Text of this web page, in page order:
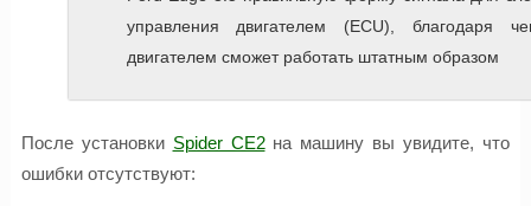
управления двигателем (ECU), благодаря
двигателем сможет работать штатным образом
После установки Spider CE2на машину вы увидите, что
ошибки отсутствуют: